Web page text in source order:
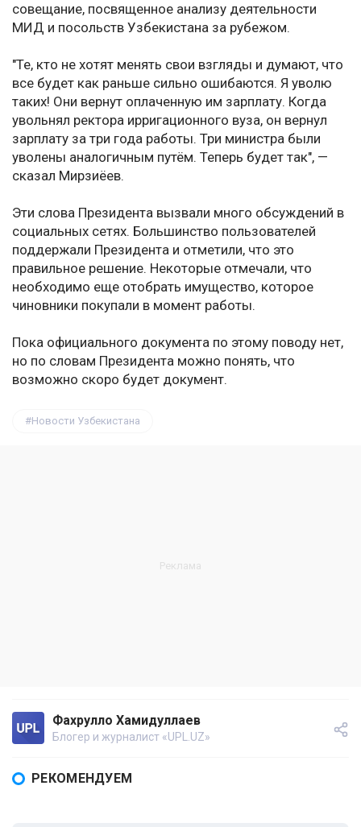
совещание, посвященное анализу деятельности
МИД и посольств Узбекистана за рубежом.
"Те, кто не хотят менять свои взгляды и думают, что
все будет как раньше сильно ошибаются. Я уволю
таких! Они вернут оплаченную им зарплату. Когда
увольнял ректора ирригационного вуза, он вернул
зарплату за три года работы. Три министра были
уволены аналогичным путём. Теперь будет так", —
сказал Мирзиёев.
Эти слова Президента вызвали много обсуждений в
социальных сетях. Большинство пользователей
поддержали Президента и отметили, что это
правильное решение. Некоторые отмечали, что
необходимо еще отобрать имущество, которое
чиновники покупали в момент работы.
Пока официального документа по этому поводу нет,
но по словам Президента можно понять, что
возможно скоро будет документ.
Новости Узбекистана
Фахрулло Хамидуллаев
Блогер и журналист «UPL.UZ»
РЕКОМЕНДУЕМ